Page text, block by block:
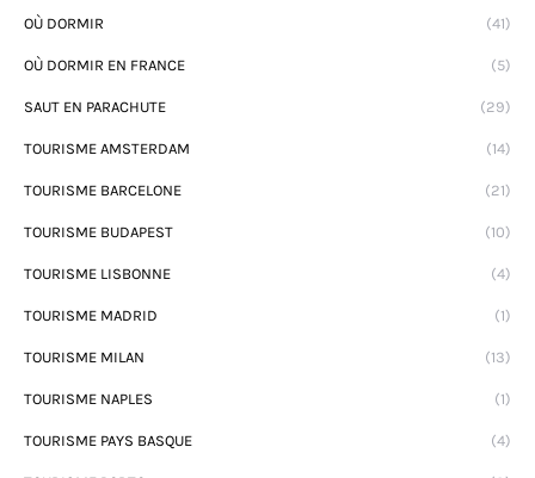
OÙ DORMIR (41)
OÙ DORMIR EN FRANCE (5)
SAUT EN PARACHUTE (29)
TOURISME AMSTERDAM (14)
TOURISME BARCELONE (21)
TOURISME BUDAPEST (10)
TOURISME LISBONNE (4)
TOURISME MADRID (1)
TOURISME MILAN (13)
TOURISME NAPLES (1)
TOURISME PAYS BASQUE (4)